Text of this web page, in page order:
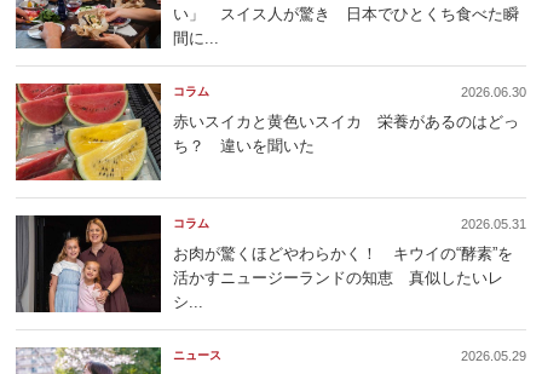
い」 スイス人が驚き 日本でひとくち食べた瞬
間に...
コラム 2026.06.30
赤いスイカと黄色いスイカ 栄養があるのはどっ
ち？ 違いを聞いた
コラム 2026.05.31
お肉が驚くほどやわらかく！ キウイの“酵素”を
活かすニュージーランドの知恵 真似したいレ
シ...
ニュース 2026.05.29